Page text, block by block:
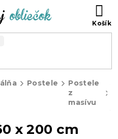
Postele
Postele
z
masívu
x 200 cm